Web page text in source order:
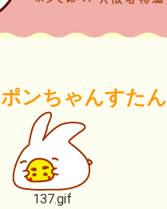
ポンちゃんすた
137.gif